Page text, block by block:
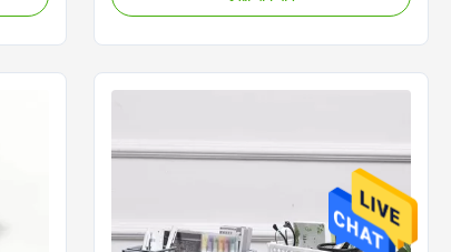
x 6.31 ইঞ্চি x 3.94 ইঞ্চি। মজবুত প্লাস্টিক স্টোরেজ